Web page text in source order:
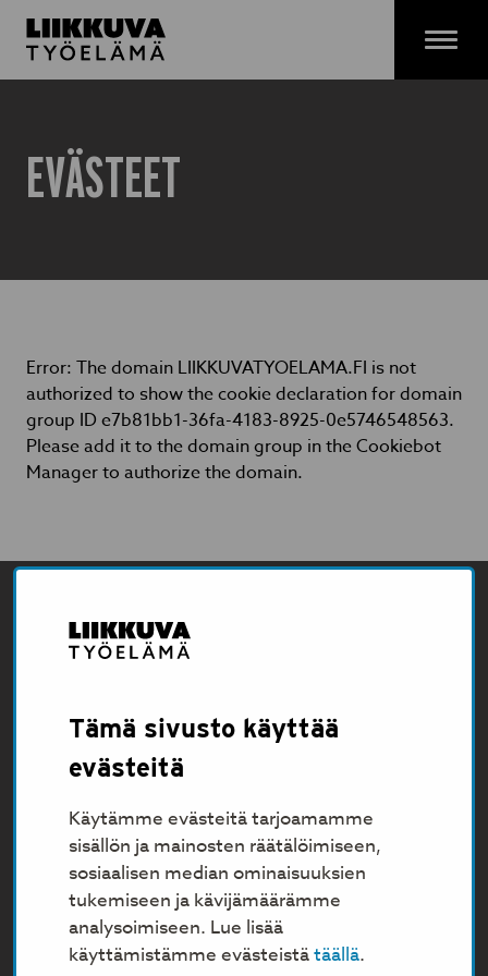
Tämä sivusto käyttää
evästeitä
Käytämme evästeitä tarjoamamme
sisällön ja mainosten räätälöimiseen,
sosiaalisen median ominaisuuksien
tukemiseen ja kävijämäärämme
analysoimiseen. Lue lisää
käyttämistämme evästeistätäällä.
Siirry
sisältöön
Menu
EVÄSTEET
Error: The domain LIIKKUVATYOELAMA.FI is not
authorized to show the cookie declaration for domain
group ID e7b81bb1-36fa-4183-8925-0e5746548563.
Please add it to the domain group in the Cookiebot
Manager to authorize the domain.